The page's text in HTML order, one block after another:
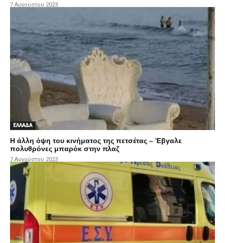
7 Αυγούστου 2023
ΕΛΛΑΔΑ
Η άλλη όψη του κινήματος της πετσέτας – Έβγαλε
πολυθρόνες μπαρόκ στην πλαζ
7 Αυγούστου 2023